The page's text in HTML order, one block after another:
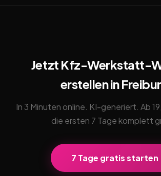
Jetzt Kfz-Werkstatt-
erstellen in
In 3 Minuten online. KI-generiert. Ab
die ersten 7 Tage komplett
7 Tage gratis starten